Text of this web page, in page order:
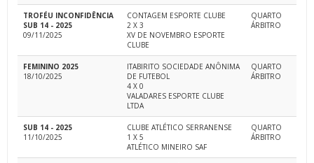
TROFÉU INCONFIDÊNCIA
SUB 14 - 2025
09/11/2025
CONTAGEM ESPORTE CLUBE
2 X 3
XV DE NOVEMBRO ESPORTE
CLUBE
QUARTO
ÁRBITRO
FEMININO 2025
18/10/2025
ITABIRITO SOCIEDADE ANÔNIMA
DE FUTEBOL
4 X 0
VALADARES ESPORTE CLUBE
LTDA
QUARTO
ÁRBITRO
SUB 14 - 2025
11/10/2025
CLUBE ATLÉTICO SERRANENSE
1 X 5
ATLÉTICO MINEIRO SAF
QUARTO
ÁRBITRO